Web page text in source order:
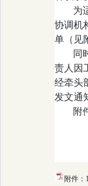
为
协调机
单（见
同
责人因
经牵头
发文通
附
附件：